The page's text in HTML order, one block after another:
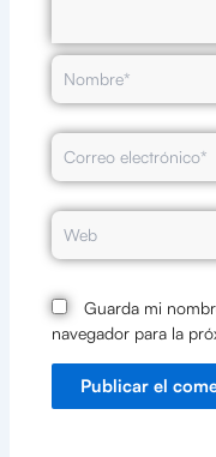
Nombre*
Correo
electrónico*
Web
Guarda mi
navegador para la